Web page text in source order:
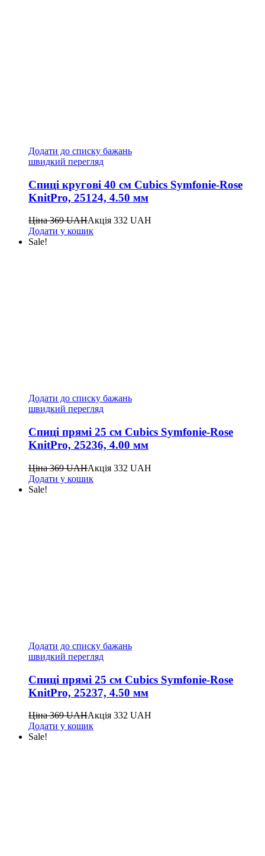
Додати до списку бажань
швидкий перегляд
Спиці кругові 40 см Cubics Symfonie-Rose
KnitPro, 25124, 4.50 мм
Ціна369UAHАкція 332 UAH
Додати у кошик
Sale!
Додати до списку бажань
швидкий перегляд
Спиці прямі 25 см Cubics Symfonie-Rose
KnitPro, 25236, 4.00 мм
Ціна369UAHАкція 332 UAH
Додати у кошик
Sale!
Додати до списку бажань
швидкий перегляд
Спиці прямі 25 см Cubics Symfonie-Rose
KnitPro, 25237, 4.50 мм
Ціна369UAHАкція 332 UAH
Додати у кошик
Sale!